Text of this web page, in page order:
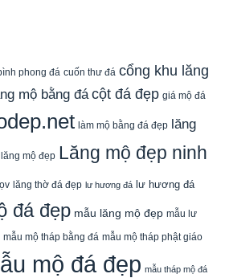
phong đá cuốn thư đá cổng khu lăng
mộ bằng đá cột đá đẹp giá mộ đá
làm mộ bằng đá đẹp lăng
lăng mộ đẹp Lăng mộ đẹp ninh
lăng thờ đá đẹp lư hương đá lư hương đá
đá đẹp mẫu lăng mộ đẹp mẫu lư
mẫu mộ tháp bằng đá mẫu mộ tháp phật giáo
mộ đá đẹp mẫu tháp mộ đá